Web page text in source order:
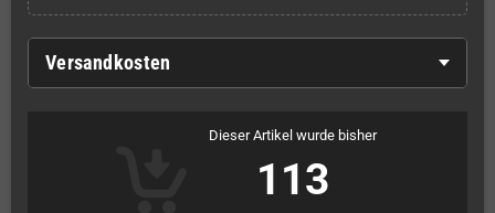
Versandkosten
Dieser Artikel wurde bisher
113